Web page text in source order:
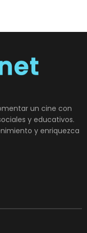
un cine con
y educativos.
y enriquezca